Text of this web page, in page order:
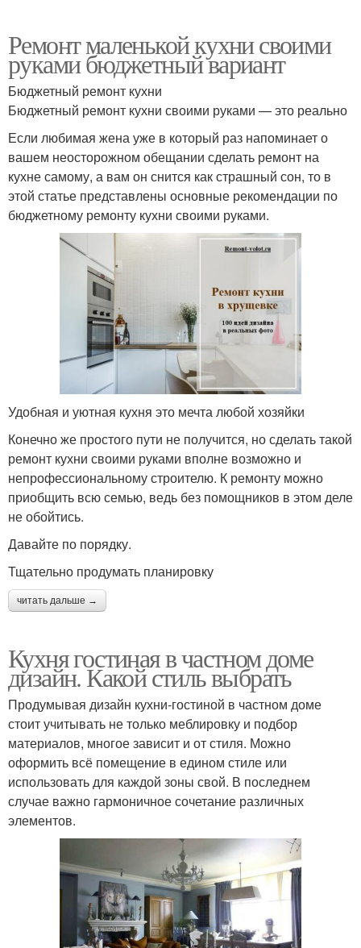
Ремонт маленькой кухни своими
руками бюджетный вариант
Бюджетный ремонт кухни
Бюджетный ремонт кухни своими руками — это реально
Если любимая жена уже в который раз напоминает о
вашем неосторожном обещании сделать ремонт на
кухне самому, а вам он снится как страшный сон, то в
этой статье представлены основные рекомендации по
бюджетному ремонту кухни своими руками.
Удобная и уютная кухня это мечта любой хозяйки
Конечно же простого пути не получится, но сделать такой
ремонт кухни своими руками вполне возможно и
непрофессиональному строителю. К ремонту можно
приобщить всю семью, ведь без помощников в этом деле
не обойтись.
Давайте по порядку.
Тщательно продумать планировку
читать дальше →
Кухня гостиная в частном доме
дизайн. Какой стиль выбрать
Продумывая дизайн кухни-гостиной в частном доме
стоит учитывать не только меблировку и подбор
материалов, многое зависит и от стиля. Можно
оформить всё помещение в едином стиле или
использовать для каждой зоны свой. В последнем
случае важно гармоничное сочетание различных
элементов.